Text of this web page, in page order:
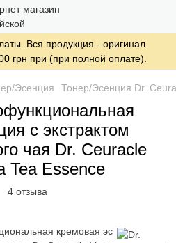
Вся продукция - оригинал.
грн при (при полной оплате).
Эсенция Тонер/Эсенция Dr.
с экстрактом
чая Dr. Ceuracle
Tea Essence
4 отзыва